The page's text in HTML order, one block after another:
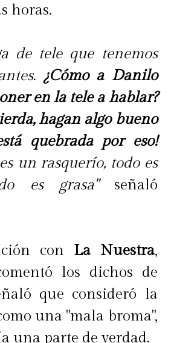
la televisión
esos casos la
en un personaje
la puerta a 18
. "Jamás pensé que
en la tele. Yo era bien
de libros, no veía
no tenía tiempo",
risas. Aunque
en una de las
reconocidas y
la pantalla.
horas.
de tele que tenemos
¿Cómo a Danilo
en la tele a hablar?
hagan algo bueno
quebrada por eso!
un rasquerío, todo es
es grasa"señaló
con La Nuestra,
los dichos de
que consideró la
una "mala broma",
una parte de verdad.